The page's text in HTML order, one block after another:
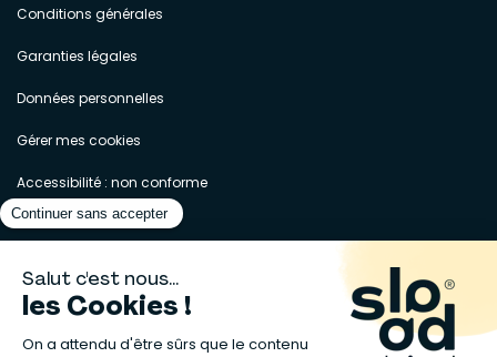
Conditions générales
Garanties légales
Données personnelles
Gérer mes cookies
Accessibilité : non conforme